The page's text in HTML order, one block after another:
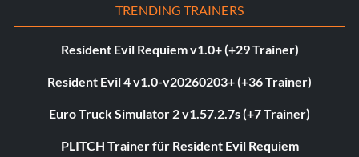
TRENDING TRAINERS
Resident Evil Requiem v1.0+ (+29 Trainer)
Resident Evil 4 v1.0-v20260203+ (+36 Trainer)
Euro Truck Simulator 2 v1.57.2.7s (+7 Trainer)
PLITCH Trainer für Resident Evil Requiem